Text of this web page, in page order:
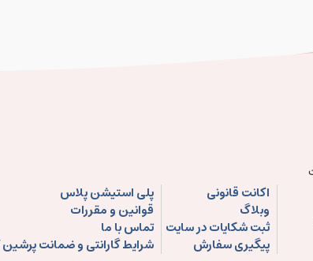
اکانت قانونی
پلی استیشن پلاس
وبلاگ
قوانین و مقررات
ثبت شکایات در سایت
تماس با ما
پیگیری سفارش
شرایط گارانتی و ضمانت